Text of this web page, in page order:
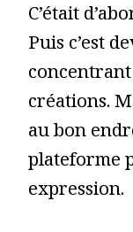
C’était
Puis c’est
concentrant
créations.
au bon
plateforme
expression.